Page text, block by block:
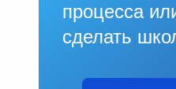
процесса
сделать